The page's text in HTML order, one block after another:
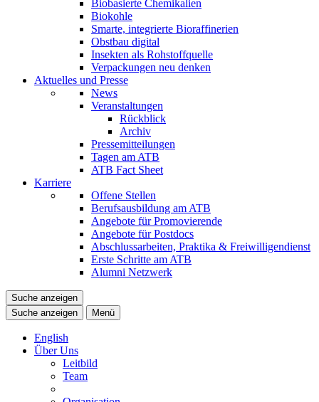
Biobasierte Chemikalien
Biokohle
Smarte, integrierte Bioraffinerien
Obstbau digital
Insekten als Rohstoffquelle
Verpackungen neu denken
Aktuelles und Presse
News
Veranstaltungen
Rückblick
Archiv
Pressemitteilungen
Tagen am ATB
ATB Fact Sheet
Karriere
Offene Stellen
Berufsausbildung am ATB
Angebote für Promovierende
Angebote für Postdocs
Abschlussarbeiten, Praktika & Freiwilligendienst
Erste Schritte am ATB
Alumni Netzwerk
Suche anzeigen
Suche anzeigen
Menü
English
Über Uns
Leitbild
Team